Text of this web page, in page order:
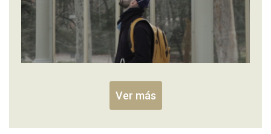
Ver más